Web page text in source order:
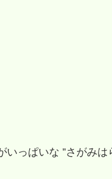
いっぱいな ”さがみ